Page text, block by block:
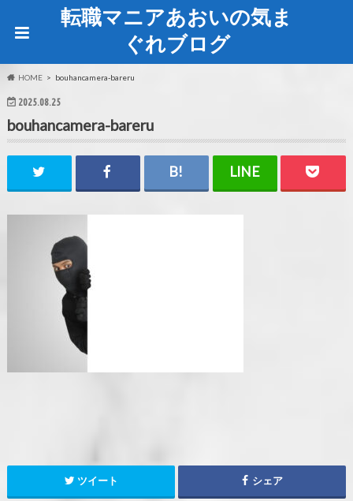
転職マニアあおいの気ま
ぐれブログ
HOME bouhancamera-bareru
2025.08.25
bouhancamera-bareru
ツイート シェア